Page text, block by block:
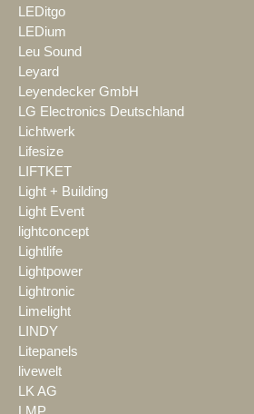
LEDitgo
LEDium
Leu Sound
Leyard
Leyendecker GmbH
LG Electronics Deutschland
Lichtwerk
Lifesize
LIFTKET
Light + Building
Light Event
lightconcept
Lightlife
Lightpower
Lightronic
Limelight
LINDY
Litepanels
livewelt
LK AG